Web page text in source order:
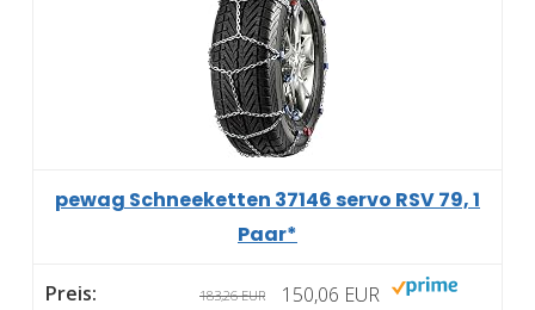
pewag Schneeketten 37146 servo RSV 79, 1
Paar*
183,26 EUR 150,06 EUR